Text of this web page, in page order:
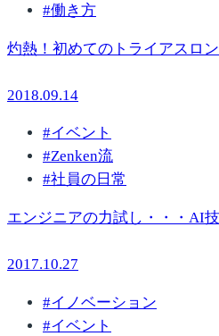
#働き方
灼熱！初めてのトライアスロ
2018.09.14
#イベント
#Zenken流
#社員の日常
エンジニアの力試し・・・AI
2017.10.27
#イノベーション
#イベント